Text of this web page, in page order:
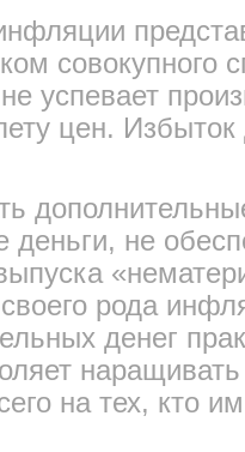
совокупного
успевает
цен. Избыток
деньги, не
рода
денег
на тех, кто